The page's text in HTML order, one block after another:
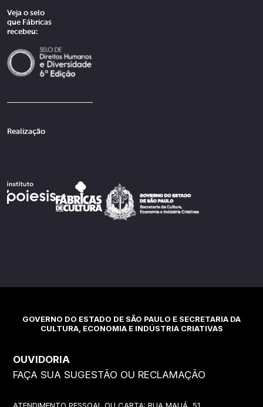
Veja o selo
que Fábricas
recebeu:
Realização
GOVERNO DO ESTADO DE SÃO PAULO E SECRETARIA DA
CULTURA, ECONOMIA E INDÚSTRIA CRIATIVAS
OUVIDORIA
FAÇA SUA SUGESTÃO OU RECLAMAÇÃO
ATENDIMENTO PESSOAL OU CARTA: RUA MAUÁ, 51